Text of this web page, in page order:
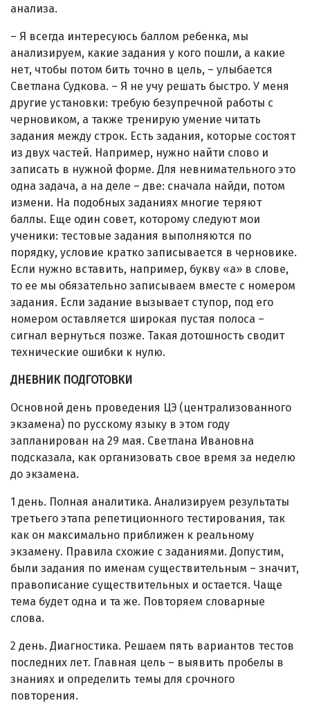
анализа.
– Я всегда интересуюсь баллом ребенка, мы
анализируем, какие задания у кого пошли, а какие
нет, чтобы потом бить точно в цель, – улыбается
Светлана Судкова. – Я не учу решать быстро. У меня
другие установки: требую безупречной работы с
черновиком, а также тренирую умение читать
задания между строк. Есть задания, которые состоят
из двух частей. Например, нужно найти слово и
записать в нужной форме. Для невнимательного это
одна задача, а на деле – две: сначала найди, потом
измени. На подобных заданиях многие теряют
баллы. Еще один совет, которому следуют мои
ученики: тестовые задания выполняются по
порядку, условие кратко записывается в черновике.
Если нужно вставить, например, букву «а» в слове,
то ее мы обязательно записываем вместе с номером
задания. Если задание вызывает ступор, под его
номером оставляется широкая пустая полоса –
сигнал вернуться позже. Такая дотошность сводит
технические ошибки к нулю.
ДНЕВНИК ПОДГОТОВКИ
Основной день проведения ЦЭ (централизованного
экзамена) по русскому языку в этом году
запланирован на 29 мая. Светлана Ивановна
подсказала, как организовать свое время за неделю
до экзамена.
1 день. Полная аналитика. Анализируем результаты
третьего этапа репетиционного тестирования, так
как он максимально приближен к реальному
экзамену. Правила схожие с заданиями. Допустим,
были задания по именам существительным – значит,
правописание существительных и остается. Чаще
тема будет одна и та же. Повторяем словарные
слова.
2 день. Диагностика. Решаем пять вариантов тестов
последних лет. Главная цель – выявить пробелы в
знаниях и определить темы для срочного
повторения.